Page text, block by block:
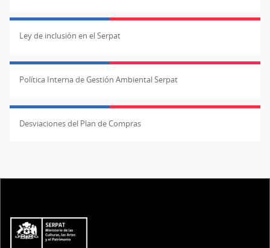
Ley de inclusión en el Serpat
Política Interna de Gestión Ambiental Serpat
Desviaciones del Plan de Compras